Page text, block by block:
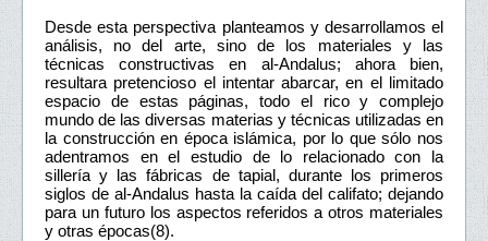
Desde esta perspectiva planteamos y desarrollamos el
análisis, no del arte, sino de los materiales y las
técnicas constructivas en al-Andalus; ahora bien,
resultara pretencioso el intentar abarcar, en el limitado
espacio de estas páginas, todo el rico y complejo
mundo de las diversas materias y técnicas utilizadas en
la construcción en época islámica, por lo que sólo nos
adentramos en el estudio de lo relacionado con la
sillería y las fábricas de tapial, durante los primeros
siglos de al-Andalus hasta la caída del califato; dejando
para un futuro los aspectos referidos a otros materiales
y otras épocas(8).